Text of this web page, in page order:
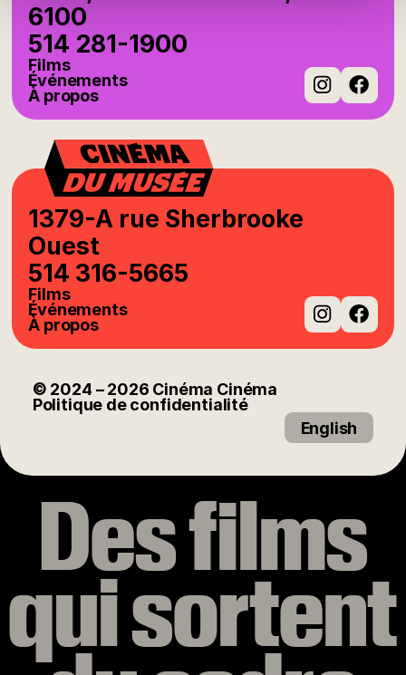
6100
514 281-1900
Films
Événements
À propos
1379-A rue Sherbrooke
Ouest
514 316-5665
Films
Événements
À propos
© 2024 – 2026 Cinéma Cinéma
Politique de confidentialité
English
Des films
qui sortent